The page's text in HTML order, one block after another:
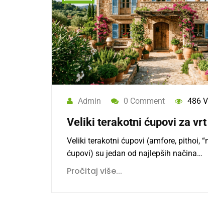
Admin 0 Comment 486
Veliki terakotni ćupovi za vrt
Veliki terakotni ćupovi (amfore, pithoi,
ćupovi) su jedan od najlepših načina…
Pročitaj više...